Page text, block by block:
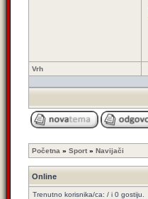
Vrh
Početna » Sport » Navijači
Online
Trenutno korisnika/ca: / i 0 gostiju.